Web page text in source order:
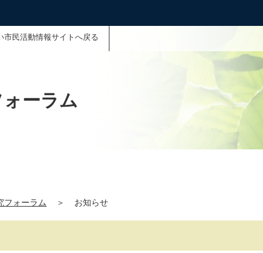
市民活動情報サイトへ戻る
ォーラム
フォーラム ＞ お知らせ